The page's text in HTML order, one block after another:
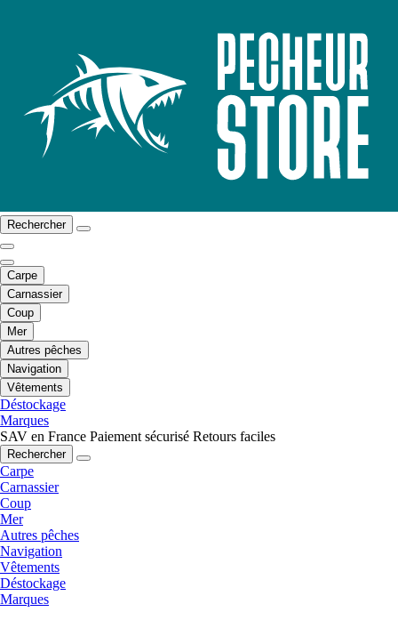
Rechercher
Carpe
Carnassier
Coup
Mer
Autres pêches
Navigation
Vêtements
Déstockage
Marques
SAV en France Paiement sécurisé Retours faciles
Rechercher
Carpe
Carnassier
Coup
Mer
Autres pêches
Navigation
Vêtements
Déstockage
Marques